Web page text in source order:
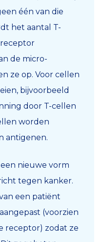
één van die
het aantal T-
de micro-
ze op. Voor cellen
bijvoorbeeld
door T-cellen
worden
antigenen.
een nieuwe vorm
tegen kanker.
een patiënt
(voorzien
receptor) zodat ze